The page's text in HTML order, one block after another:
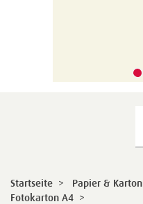
Startseite > Papier & Karton
Fotokarton A4 >